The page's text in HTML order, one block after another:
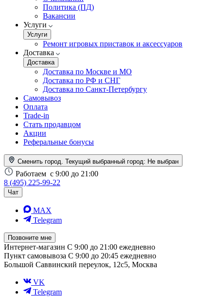
Политика (ПД)
Вакансии
Услуги
Услуги
Ремонт игровых приставок и аксессуаров
Доставка
Доставка
Доставка по Москве и МО
Доставка по РФ и СНГ
Доставка по Санкт-Петербургу
Самовывоз
Оплата
Trade-in
Стать продавцом
Акции
Реферальные бонусы
Сменить город. Текущий выбранный город: Не выбран
Работаем с 9:00 до 21:00
8 (495) 225-99-22
Чат
MAX
Telegram
Позвоните мне
Интернет-магазин С 9:00 до 21:00 ежедневно
Пункт самовывоза С 9:00 до 20:45 ежедневно
Большой Саввинский переулок, 12с5, Москва
VK
Telegram